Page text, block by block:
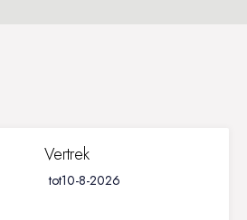
Vertrek
tot